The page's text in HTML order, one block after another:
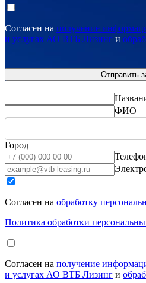
Согласен на получение
и услугах АО ВТБ Лизинг и
ФИО
Город
Согласен на обработку
Политика обработки
Согласен на получение
и услугах АО ВТБ Лизинг и